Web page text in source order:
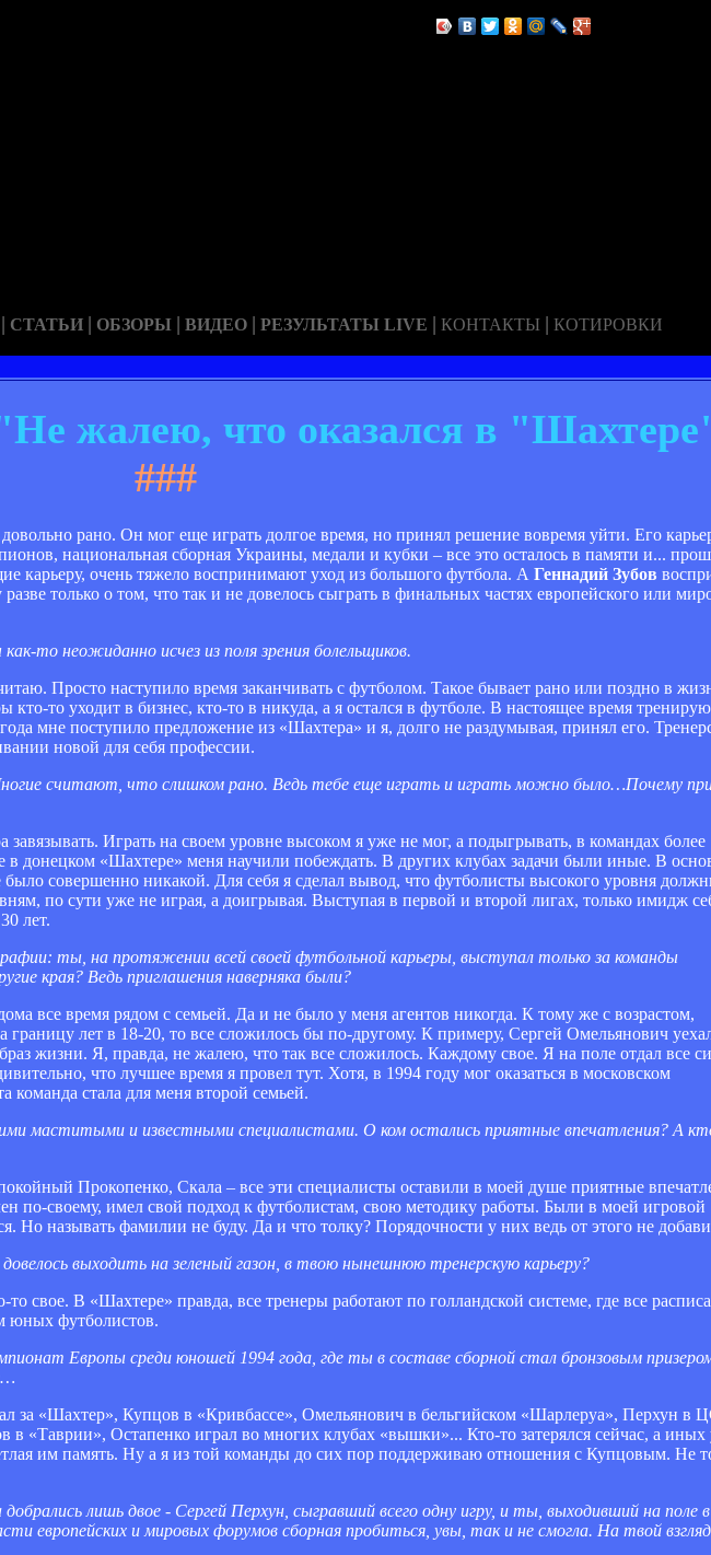
| СТАТЬИ | ОБЗОРЫ | ВИДЕО | РЕЗУЛЬТАТЫ LIVE | КОНТАКТЫ | КОТИРОВКИ
жалею, что оказался в
###
рано. Он мог еще играть долгое время, но принял решение вовремя уйти. Его
национальная сборная Украины, медали и кубки – все это осталось в памяти и...
карьеру, очень тяжело воспринимают уход из большого футбола. А Геннадий Зубов
только о том, что так и не довелось сыграть в финальных частях европейского или
то неожиданно исчез из поля зрения болельщиков.
Просто наступило время заканчивать с футболом. Такое бывает рано или поздно в
то уходит в бизнес, кто-то в никуда, а я остался в футболе. В настоящее время тренирую
мне поступило предложение из «Шахтера» и я, долго не раздумывая, принял его.
новой для себя профессии.
считают, что слишком рано. Ведь тебе еще играть и играть можно было…Почему
Играть на своем уровне высоком я уже не мог, а подыгрывать, в командах более
в донецком «Шахтере» меня научили побеждать. В других клубах задачи были иные. В
совершенно никакой. Для себя я сделал вывод, что футболисты высокого уровня
по сути уже не играя, а доигрывая. Выступая в первой и второй лигах, только имидж
лет.
ты, на протяжении всей своей футбольной карьеры, выступал только за команды
края? Ведь приглашения наверняка были?
все время рядом с семьей. Да и не было у меня агентов никогда. К тому же с возрастом,
границу лет в 18-20, то все сложилось бы по-другому. К примеру, Сергей Омельянович
жизни. Я, правда, не жалею, что так все сложилось. Каждому свое. Я на поле отдал все
что лучшее время я провел тут. Хотя, в 1994 году мог оказаться в московском
команда стала для меня второй семьей.
маститыми и известными специалистами. О ком остались приятные впечатления? А
Прокопенко, Скала – все эти специалисты оставили в моей душе приятные
по-своему, имел свой подход к футболистам, свою методику работы. Были в моей игровой
Но называть фамилии не буду. Да и что толку? Порядочности у них ведь от этого не
выходить на зеленый газон, в твою нынешнюю тренерскую карьеру?
свое. В «Шахтере» правда, все тренеры работают по голландской системе, где все
юных футболистов.
Европы среди юношей 1994 года, где ты в составе сборной стал бронзовым
за «Шахтер», Купцов в «Кривбассе», Омельянович в бельгийском «Шарлеруа», Перхун в
«Таврии», Остапенко играл во многих клубах «вышки»... Кто-то затерялся сейчас, а
им память. Ну а я из той команды до сих пор поддерживаю отношения с Купцовым. Не
лишь двое - Сергей Перхун, сыгравший всего одну игру, и ты, выходивший на поле в
европейских и мировых форумов сборная пробиться, увы, так и не смогла. На твой взгляд